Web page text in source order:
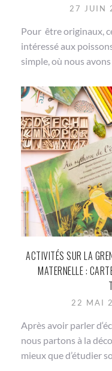
27 JUIN
Pour être originaux,
intéressé aux
simple, où nous
ACTIVITÉS SUR LA
MATERNELLE :
22 MAI
Après avoir parler
nous partons à la
mieux que d’étudier